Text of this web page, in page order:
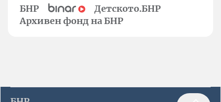
БНР
Детското.БНР
Архивен фонд на БНР